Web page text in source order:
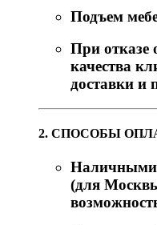
Подъем
При отказе
качества
доставки и
2. СПОСОБЫ
Наличными
(для